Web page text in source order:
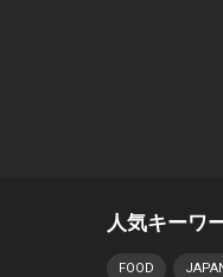
人気キーワ
FOOD